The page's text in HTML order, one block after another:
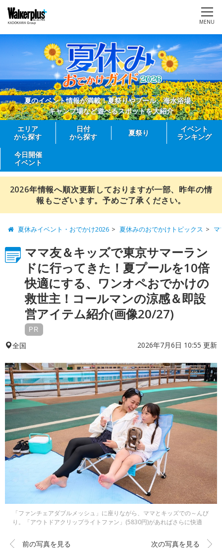
MENU
夏のイベント情報が満載！夏祭りやプール、海水浴場、
キャンプ場など遊べるスポットを大紹介
エリア
から探す
日付
から探す
夏祭り
イベント
ランキング
今日開催
イベント
2026年情報へ順次更新しておりますが一部、昨年の情
報もございます。予めご了承ください。
夏休みイベント・おでかけ2026 夏休みのおでかけトピックス マ
ママ友＆キッズで東京サマーラン
ドに行ってきた！夏プールを10倍
快適にする、ワンオペおでかけの
救世主！コールマンの涼感＆即設
営アイテム紹介(画像20/27)
PR
全国 2026年7月6日 10:55 更新
「ファンチェアダブルメッシュ」に座りながら、ママとキッズでの～んび
り。「アウトドアクリップライトファン」(5830円)があればさらに快適
前の写真を見る 次の写真を見る